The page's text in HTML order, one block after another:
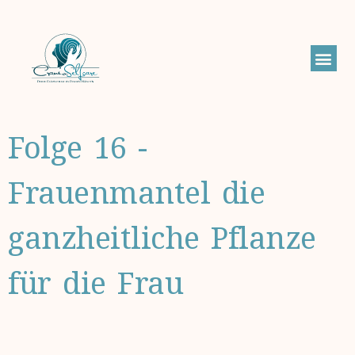
Folge 16 -
Frauenmantel die
ganzheitliche Pflanze
für die Frau